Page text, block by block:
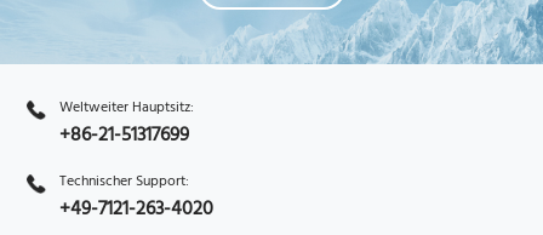
Weltweiter Hauptsitz:
+86-21-51317699
Technischer Support:
+49-7121-263-4020